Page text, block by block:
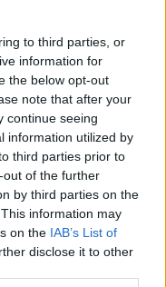
to third parties, or
information for
the below opt-out
note that after your
continue seeing
information utilized by
third parties prior to
of the further
by third parties on the
information may
on the IAB’s List of
disclose it to other
kapott, de az
megnyílnak a
természeti
audiovizuális
tervezett funkciót.